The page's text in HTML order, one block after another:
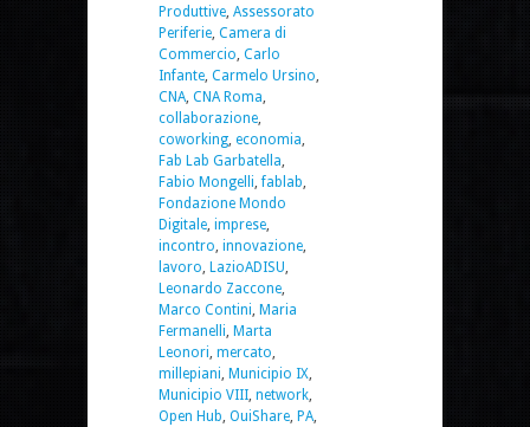
Produttive Assessorato
Periferie Camera di
Commercio Carlo
Infante Carmelo Ursino
CNA CNA Roma
collaborazione
coworking economia
Fab Lab Garbatella
Fabio Mongelli ,fablab
Fondazione Mondo
Digitale imprese
incontro innovazione
lavoro LazioADISU
Leonardo Zaccone
Marco Contini Maria
Fermanelli Marta
Leonori mercato
millepiani Municipio IX
Municipio VIII network
Open Hub OuiShare PA